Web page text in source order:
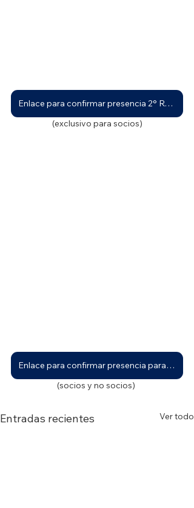
Enlace para confirmar presencia 2° Reunión General Presencial
(exclusivo para socios)
Enlace para confirmar presencia para participar del 1° Ciclo de Debate Nacional: convocatoria abierta
(socios y no socios)
Entradas recientes Ver todo